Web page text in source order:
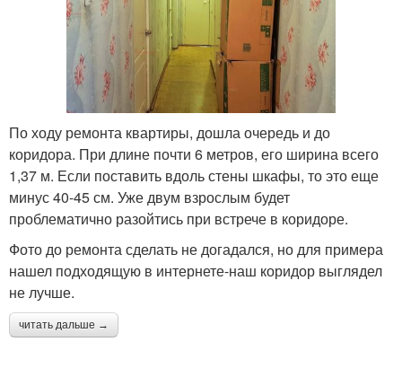
По ходу ремонта квартиры, дошла очередь и до
коридора. При длине почти 6 метров, его ширина всего
1,37 м. Если поставить вдоль стены шкафы, то это еще
минус 40-45 см. Уже двум взрослым будет
проблематично разойтись при встрече в коридоре.
Фото до ремонта сделать не догадался, но для примера
нашел подходящую в интернете-наш коридор выглядел
не лучше.
читать дальше →